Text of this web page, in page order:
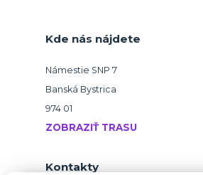
Kde nás nájdete
Námestie SNP 7
Banská Bystrica
974 01
ZOBRAZIŤ TRASU
Kontakty